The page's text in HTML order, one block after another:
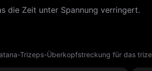
die Zeit unter Spannung verringert.
Trizeps-Überkopfstreckung für das